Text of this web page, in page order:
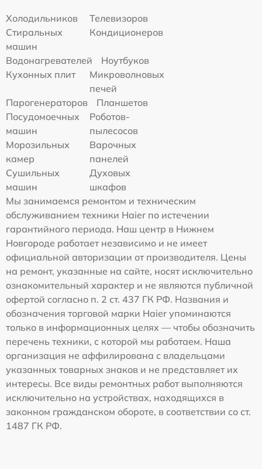
Холодильников
Телевизоров
Стиральных
машин
Кондиционеров
Водонагревателей
Ноутбуков
Кухонных плит
Микроволновых
печей
Парогенераторов
Планшетов
Посудомоечных
машин
Роботов-
пылесосов
Морозильных
камер
Варочных
панелей
Сушильных
машин
Духовых
шкафов
Мы занимаемся ремонтом и техническим
обслуживанием техники Haier по истечении
гарантийного периода. Наш центр в Нижнем
Новгороде работает независимо и не имеет
официальной авторизации от производителя. Цены
на ремонт, указанные на сайте, носят исключительно
ознакомительный характер и не являются публичной
офертой согласно п. 2 ст. 437 ГК РФ. Названия и
обозначения торговой марки Haier упоминаются
только в информационных целях — чтобы обозначить
перечень техники, с которой мы работаем. Наша
организация не аффилирована с владельцами
указанных товарных знаков и не представляет их
интересы. Все виды ремонтных работ выполняются
исключительно на устройствах, находящихся в
законном гражданском обороте, в соответствии со ст.
1487 ГК РФ.